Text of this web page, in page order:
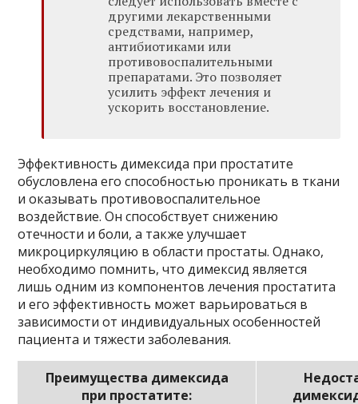
другими лекарственными
средствами, например,
антибиотиками или
противовоспалительными
препаратами. Это позволяет
усилить эффект лечения и
ускорить восстановление.
Эффективность димексида при простатите
обусловлена его способностью проникать в ткани
и оказывать противовоспалительное
воздействие. Он способствует снижению
отечности и боли, а также улучшает
микроциркуляцию в области простаты. Однако,
необходимо помнить, что димексид является
лишь одним из компонентов лечения простатита
и его эффективность может варьироваться в
зависимости от индивидуальных особенностей
пациента и тяжести заболевания.
Преимущества димексида
при простатите: